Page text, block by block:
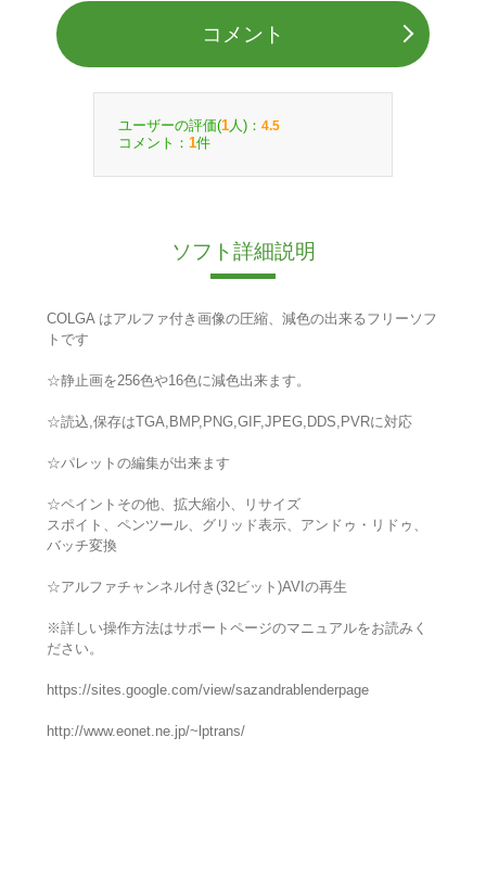
コメント
ユーザーの評価(1 人)： 4.5
コメント： 1件
ソフト詳細説明
COLGA はアルファ付き画像の圧縮、減色の出来るフリーソフ
トです
☆静止画を256色や16色に減色出来ます。
☆読込,保存はTGA,BMP,PNG,GIF,JPEG,DDS,PVRに対応
☆パレットの編集が出来ます
☆ペイントその他、拡大縮小、リサイズ
スポイト、ペンツール、グリッド表示、アンドゥ・リドゥ、
バッチ変換
☆アルファチャンネル付き(32ビット)AVIの再生
※詳しい操作方法はサポートページのマニュアルをお読みく
ださい。
https://sites.google.com/view/sazandrablenderpage
http://www.eonet.ne.jp/~lptrans/